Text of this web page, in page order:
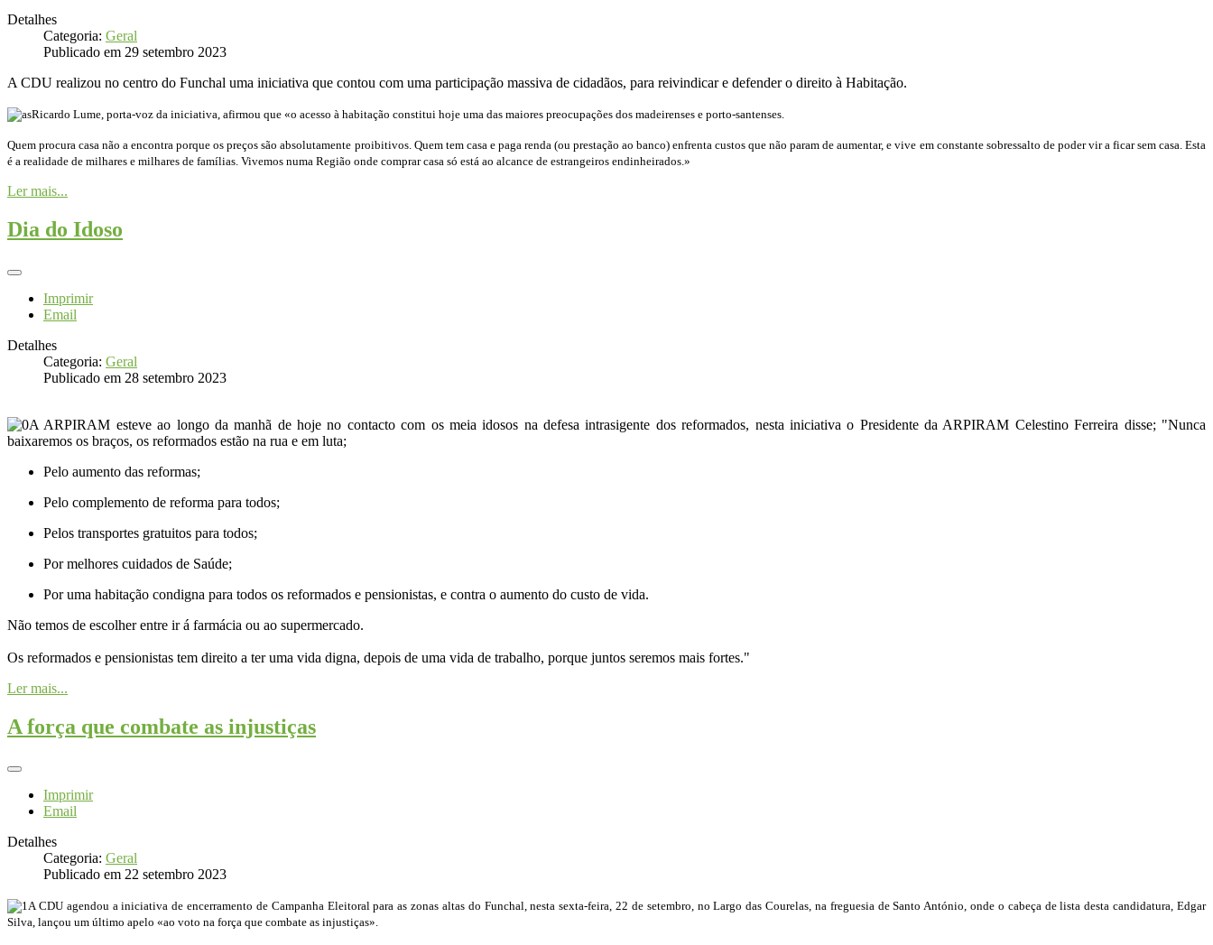
Detalhes
Categoria: Geral
Publicado em 29 setembro 2023
A CDU realizou no centro do Funchal uma iniciativa que contou com uma participação massiva de cidadãos, para reivindicar e defender o direito à Habitação.
Ricardo Lume, porta-voz da iniciativa, afirmou que «o acesso à habitação constitui hoje uma das maiores preocupações dos madeirenses e porto-santenses.
Quem procura casa não a encontra porque os preços são absolutamente proibitivos. Quem tem casa e paga renda (ou prestação ao banco) enfrenta custos que não param de aumentar, e vive em constante sobressalto de poder vir a ficar sem casa. Esta
é a realidade de milhares e milhares de famílias. Vivemos numa Região onde comprar casa só está ao alcance de estrangeiros endinheirados.»
Ler mais...
Dia do Idoso
Imprimir
Email
Detalhes
Categoria: Geral
Publicado em 28 setembro 2023
A ARPIRAM esteve ao longo da manhã de hoje no contacto com os meia idosos na defesa intrasigente dos reformados, nesta iniciativa o Presidente da ARPIRAM Celestino Ferreira disse; "Nunca
baixaremos os braços, os reformados estão na rua e em luta;
Pelo aumento das reformas;
Pelo complemento de reforma para todos;
Pelos transportes gratuitos para todos;
Por melhores cuidados de Saúde;
Por uma habitação condigna para todos os reformados e pensionistas, e contra o aumento do custo de vida.
Não temos de escolher entre ir á farmácia ou ao supermercado.
Os reformados e pensionistas tem direito a ter uma vida digna, depois de uma vida de trabalho, porque juntos seremos mais fortes."
Ler mais...
A força que combate as injustiças
Imprimir
Email
Detalhes
Categoria: Geral
Publicado em 22 setembro 2023
A CDU agendou a iniciativa de encerramento de Campanha Eleitoral para as zonas altas do Funchal, nesta sexta-feira, 22 de setembro, no Largo das Courelas, na freguesia de Santo António, onde o cabeça de lista desta candidatura, Edgar
Silva, lançou um último apelo «ao voto na força que combate as injustiças».